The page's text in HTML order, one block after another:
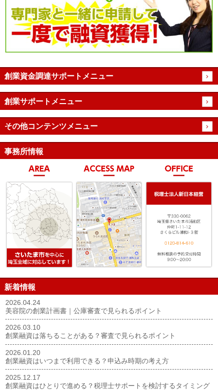
創業資金調達サポートメニュー
創業サポートメニュー
その他コンテンツメニュー
事務所情報
新着情報
2026.04.24
美容院の創業計画書｜公庫審査で見られるポイント
2026.03.10
創業融資は落ちることがある？審査で見られるポイント
2026.01.20
創業融資はいつまで利用できる？申込み時期の考え方
2025.12.17
創業融資はひとりで進める？税理士サポートを検討するタイミング